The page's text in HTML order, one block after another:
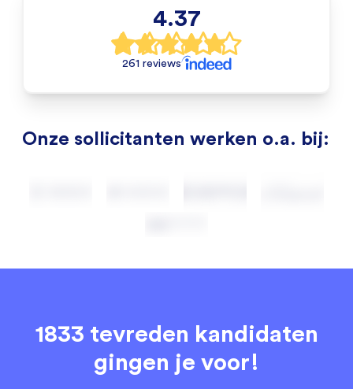
4.37
261 reviews
Onze sollicitanten werken o.a. bij:
1833 tevreden kandidaten
gingen je voor!